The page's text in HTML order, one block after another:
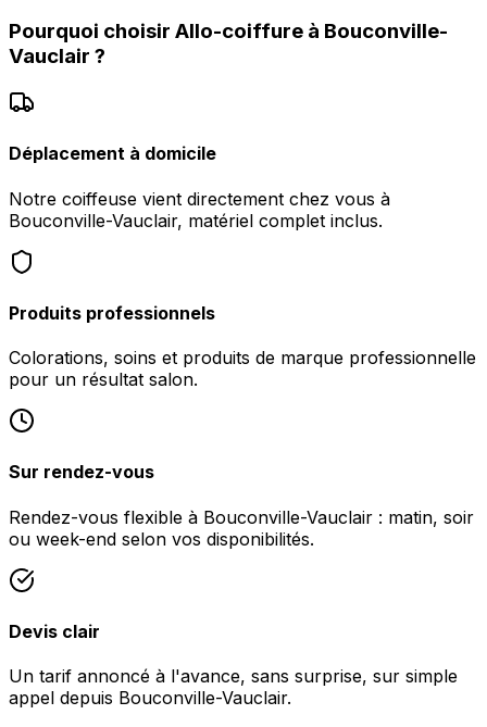
Pourquoi choisir Allo-coiffure à Bouconville-
Vauclair ?
Déplacement à domicile
Notre coiffeuse vient directement chez vous à
Bouconville-Vauclair, matériel complet inclus.
Produits professionnels
Colorations, soins et produits de marque professionnelle
pour un résultat salon.
Sur rendez-vous
Rendez-vous flexible à Bouconville-Vauclair : matin, soir
ou week-end selon vos disponibilités.
Devis clair
Un tarif annoncé à l'avance, sans surprise, sur simple
appel depuis Bouconville-Vauclair.